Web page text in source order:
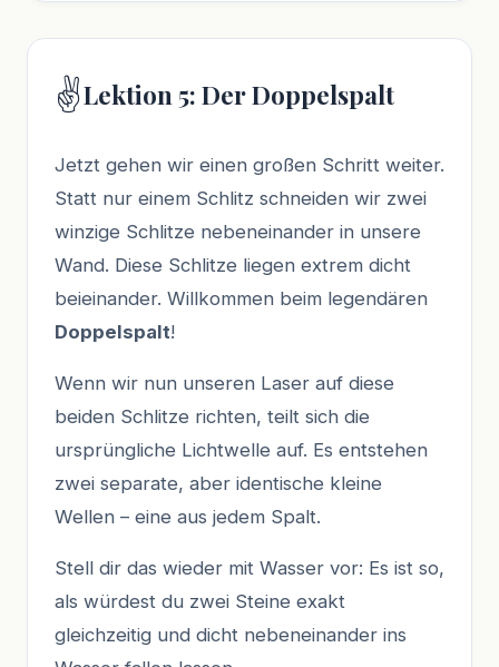
✌️Lektion 5: Der Doppelspalt
Jetzt gehen wir einen großen Schritt weiter.
Statt nur einem Schlitz schneiden wir zwei
winzige Schlitze nebeneinander in unsere
Wand. Diese Schlitze liegen extrem dicht
beieinander. Willkommen beim legendären
Doppelspalt!
Wenn wir nun unseren Laser auf diese
beiden Schlitze richten, teilt sich die
ursprüngliche Lichtwelle auf. Es entstehen
zwei separate, aber identische kleine
Wellen – eine aus jedem Spalt.
Stell dir das wieder mit Wasser vor: Es ist so,
als würdest du zwei Steine exakt
gleichzeitig und dicht nebeneinander ins